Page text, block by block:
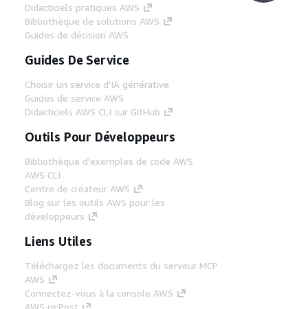
Didacticiels pratiques AWS
Bibliothèque de solutions AWS
Guides de décision AWS
Guides De Service
Choisir un service d'IA générative
Guides de service AWS
Didacticiels AWS CLI sur GitHub
Outils Pour Développeurs
Bibliothèque d'exemples de code AWS
AWS CLI
Centre de créateur AWS
Blog sur les outils AWS pour les
développeurs
Liens Utiles
Téléchargez les documents du serveur MCP
AWS
Connectez-vous à la console AWS
AWS re:Post